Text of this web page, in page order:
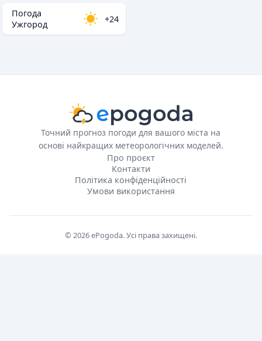
Погода
Ужгород
+24
Точний прогноз погоди для вашого міста на
основі найкращих метеорологічних моделей.
Про проєкт
Контакти
Політика конфіденційності
Умови використання
© 2026 ePogoda. Усі права захищені.